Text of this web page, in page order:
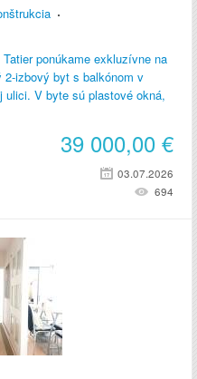
ponúkame exkluzívne na
2-izbový byt s balkónom v
ulici. V byte sú plastové okná,
39 000,00 €
03.07.2026
694